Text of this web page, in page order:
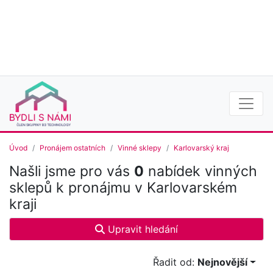
Úvod Pronájem ostatních Vinné sklepy Karlovarský kraj
Našli jsme pro vás 0 nabídek vinných
sklepů k pronájmu v Karlovarském
kraji
Upravit hledání
Řadit od: Nejnovější